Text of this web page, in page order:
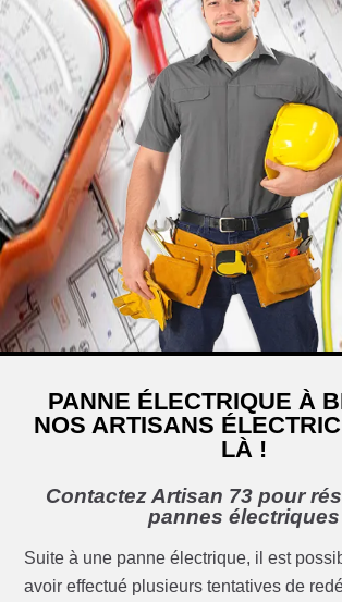
PANNE ÉLECTRIQUE À
NOS ARTISANS
LÀ !
Contactez Artisan 73 pour
pannes électriques
Suite à une panne électrique, il est
avoir effectué plusieurs tentatives de